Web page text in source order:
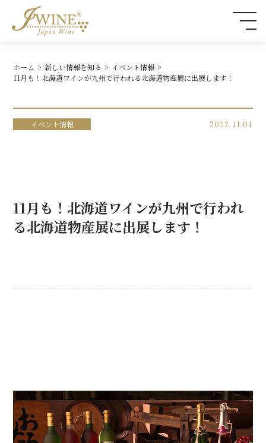
ホーム 新しい情報を知る
イベント情報
11月も！北海道ワインが九州で行われる北海道物産展に出展します！
イベント情報 2022.11.01
11月も！北海道ワインが九州で行われ
る北海道物産展に出展します！